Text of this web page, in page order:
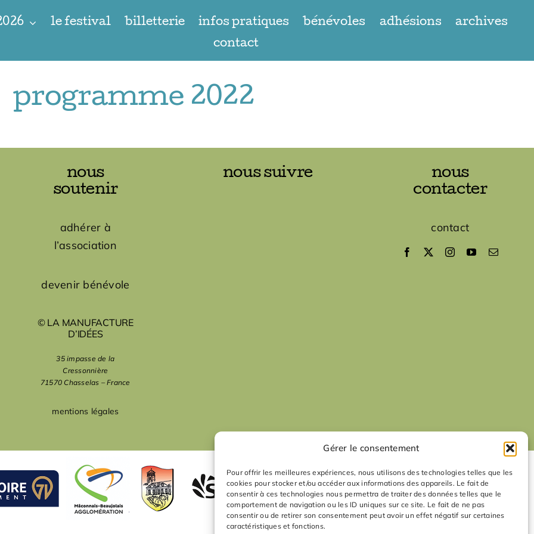
Gérer le consentement
Pour offrir les meilleures expériences, nous utilisons des technologies telles que les
cookies pour stocker et/ou accéder aux informations des appareils. Le fait de
consentir à ces technologies nous permettra de traiter des données telles que le
comportement de navigation ou les ID uniques sur ce site. Le fait de ne pas
consentir ou de retirer son consentement peut avoir un effet négatif sur certaines
caractéristiques et fonctions.
le festival billetterie infos pratiques bénévoles adhésions
archives
contact
programme 2022
nous
soutenir
adhérer à
l’association
devenir bénévole
© LA MANUFACTURE
D’IDÉES
35 impasse de la
Cressonnière
71570 Chasselas – France
mentions légales
nous suivre
nous
contacter
contact